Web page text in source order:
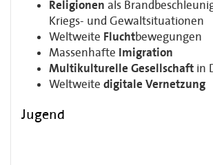
Religionen als
Kriegs- und Gewaltsituationen
Weltweite Fluchtbewegungen
Massenhafte Imigration
Multikulturelle Gesellschaft in
Weltweite digitale Vernetzung
Jugend